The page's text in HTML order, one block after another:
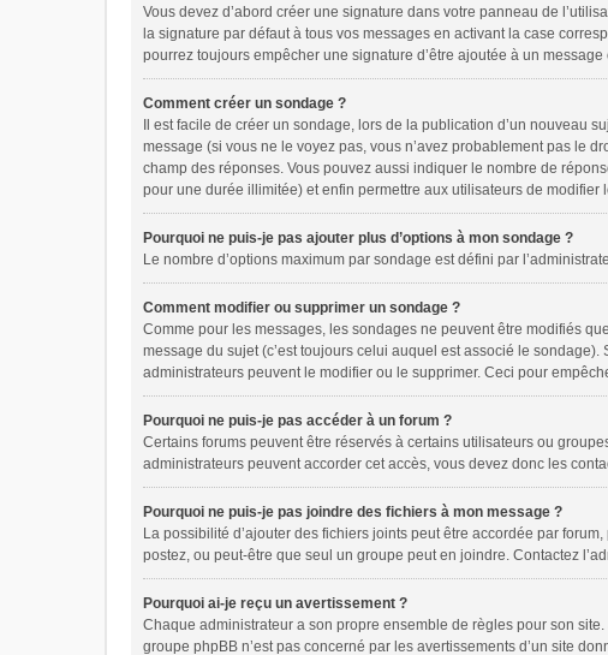
Vous devez d’abord créer une signature dans votre panneau de
la signature par défaut à tous vos messages en activant la case
pourrez toujours empêcher une signature d’être ajoutée à un
Comment créer un sondage ?
Il est facile de créer un sondage, lors de la publication d’un nouveau
message (si vous ne le voyez pas, vous n’avez probablement pas le
champ des réponses. Vous pouvez aussi indiquer le nombre de
pour une durée illimitée) et enfin permettre aux utilisateurs de modifier
Pourquoi ne puis-je pas ajouter plus d’options à mon sondage ?
Le nombre d’options maximum par sondage est défini par
Comment modifier ou supprimer un sondage ?
Comme pour les messages, les sondages ne peuvent être modifiés
message du sujet (c’est toujours celui auquel est associé le
administrateurs peuvent le modifier ou le supprimer. Ceci pour
Pourquoi ne puis-je pas accéder à un forum ?
Certains forums peuvent être réservés à certains utilisateurs ou
administrateurs peuvent accorder cet accès, vous devez donc les
Pourquoi ne puis-je pas joindre des fichiers à mon message ?
La possibilité d’ajouter des fichiers joints peut être accordée par
postez, ou peut-être que seul un groupe peut en joindre. Contactez
Pourquoi ai-je reçu un avertissement ?
Chaque administrateur a son propre ensemble de règles pour son
groupe phpBB n’est pas concerné par les avertissements d’un site